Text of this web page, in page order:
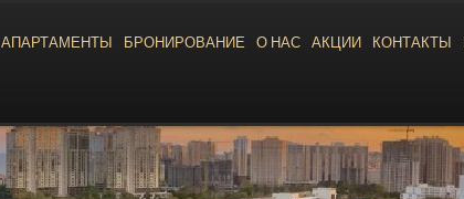
АПАРТАМЕНТЫ БРОНИРОВАНИЕ О НАС АКЦИИ КОНТАКТЫ